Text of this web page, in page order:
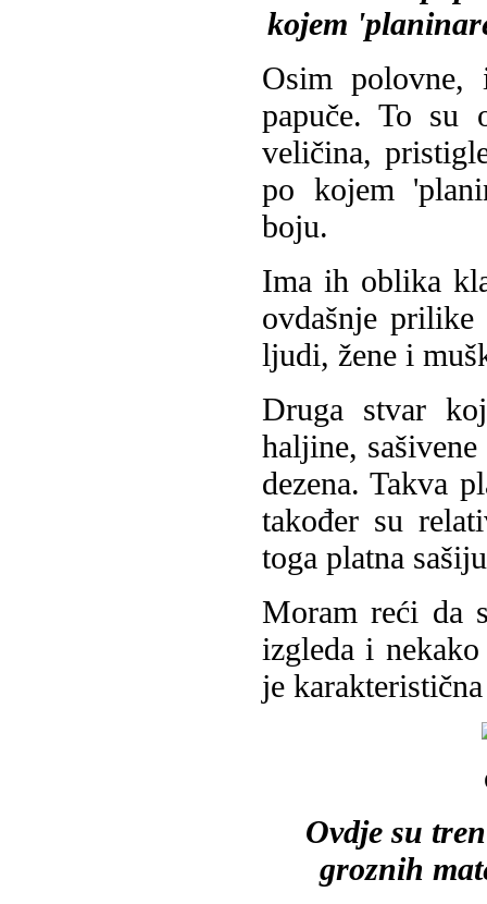
kojem
Osim
papuče. To su
veličina,
po kojem
boju.
Ima ih oblika
ovdašnje
ljudi, žene i
Druga stvar
haljine,
dezena. Takva
također su
toga platna
Moram reći da
izgleda i
je
Ovdje su
groznih